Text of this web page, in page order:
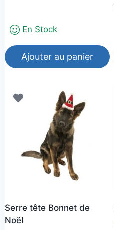
En Stock
Ajouter au panier
Serre tête Bonnet de
Noël